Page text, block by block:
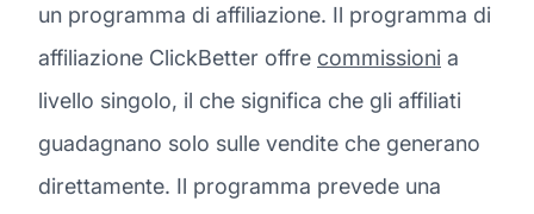
un programma di affiliazione. Il programma di
affiliazione ClickBetter offre commissioni a
livello singolo, il che significa che gli affiliati
guadagnano solo sulle vendite che generano
direttamente. Il programma prevede una